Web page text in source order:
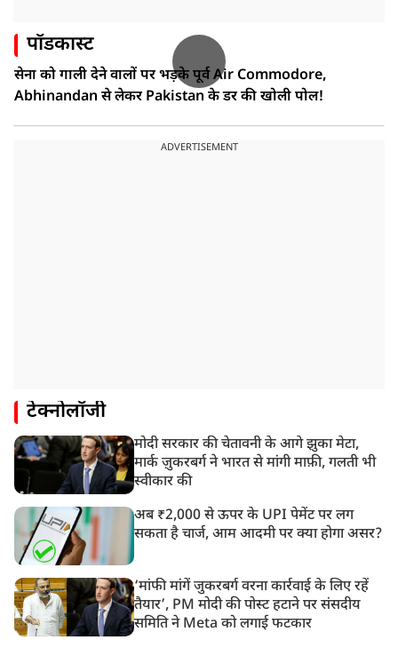
पॉडकास्ट
सेना को गाली देने वालों पर भड़के पूर्व Air Commodore,
Abhinandan से लेकर Pakistan के डर की खोली पोल!
ADVERTISEMENT
टेक्नोलॉजी
मोदी सरकार की चेतावनी के आगे झुका मेटा,
मार्क ज़ुकरबर्ग ने भारत से मांगी माफ़ी, गलती भी
स्वीकार की
अब ₹2,000 से ऊपर के UPI पेमेंट पर लग
सकता है चार्ज, आम आदमी पर क्या होगा असर?
‘मांफी मांगें जुकरबर्ग वरना कार्रवाई के लिए रहें
तैयार’, PM मोदी की पोस्ट हटाने पर संसदीय
समिति ने Meta को लगाई फटकार